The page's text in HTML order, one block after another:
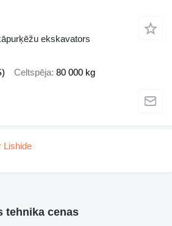
ekskavators
Celtspēja 80 000 kg
Lishide
tehnika cenas